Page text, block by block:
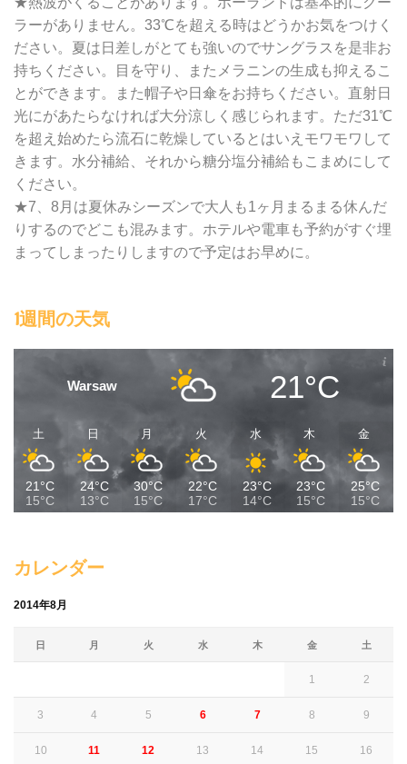
ラーがありません。33℃を超える時はどうかお気をつけく
ださい。夏は日差しがとても強いのでサングラスを是非お
持ちください。目を守り、またメラニンの生成も抑えるこ
とができます。また帽子や日傘をお持ちください。直射日
光にがあたらなければ大分涼しく感じられます。ただ31℃
を超え始めたら流石に乾燥しているとはいえモワモワして
きます。水分補給、それから糖分塩分補給もこまめにして
ください。
★7、8月は夏休みシーズンで大人も1ヶ月まるまる休んだ
りするのでどこも混みます。ホテルや電車も予約がすぐ埋
まってしまったりしますので予定はお早めに。
1週間の天気
Warsaw 21°C
土
21°C
15°C
日
24°C
13°C
月
30°C
15°C
火
22°C
17°C
水
23°C
14°C
木
23°C
15°C
金
25°C
15°C
カレンダー
2014年8月
日 月 火 水 木 金 土
1 2
3 4 5 6 7 8 9
10 11 12 13 14 15 16